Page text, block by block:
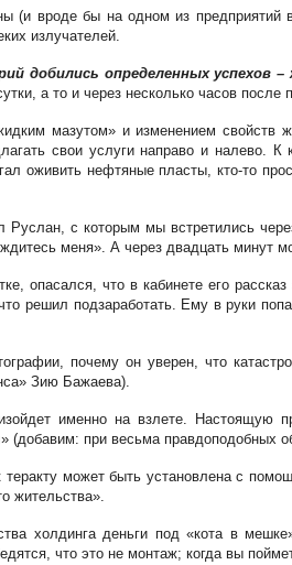
(и вроде бы на одном из предприятий
излучателей.
добились определенных
а то и через несколько часов
мазутом» и изменением
свои услуги направо и налево.
оживить нефтяные пласты, кто-то
с которым мы встретились
меня». А через двадцать минут
опасался, что в кабинете его
решил подзаработать. Ему в руки
почему он уверен, что
Зию Бажаева).
именно на взлете.
при весьма правдоподобных
теракту может быть установлена с
жительства».
холдинга деньги под «кота в
что это не монтаж; когда вы